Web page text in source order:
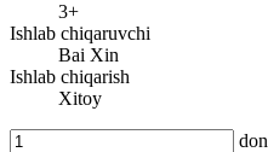
3+
Ishlab chiqaruvchi
Bai Xin
Ishlab chiqarish
Xitoy